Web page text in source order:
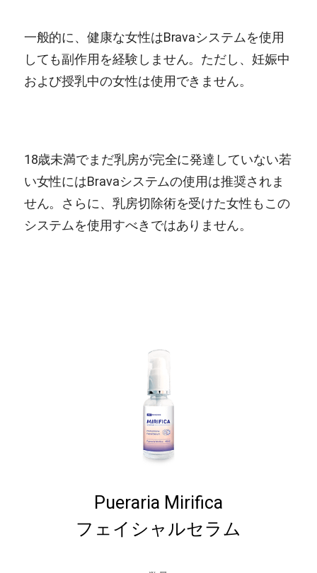
一般的に、健康な女性はBravaシステムを使用
しても副作用を経験しません。ただし、妊娠中
および授乳中の女性は使用できません。
18歳未満でまだ乳房が完全に発達していない若
い女性にはBravaシステムの使用は推奨されま
せん。さらに、乳房切除術を受けた女性もこの
システムを使用すべきではありません。
Pueraria Mirifica
フェイシャルセラム